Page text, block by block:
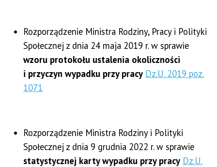
Rozporządzenie Ministra Rodziny, Pracy i Polityki
Społecznej z dnia 24 maja 2019 r. w sprawie
wzoru protokołu ustalenia okoliczności
i przyczyn wypadku przy pracy Dz.U. 2019 poz.
1071
Rozporządzenie Ministra Rodziny i Polityki
Społecznej z dnia 9 grudnia 2022 r. w sprawie
statystycznej karty wypadku przy pracy Dz.U.